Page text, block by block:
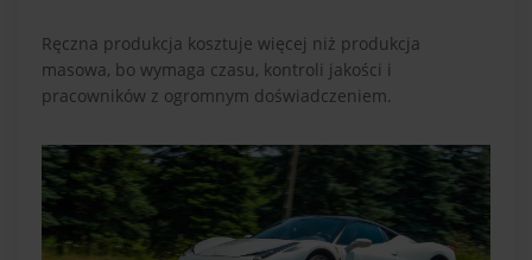
Ręczna produkcja kosztuje więcej niż produkcja
masowa, bo wymaga czasu, kontroli jakości i
pracowników z ogromnym doświadczeniem.